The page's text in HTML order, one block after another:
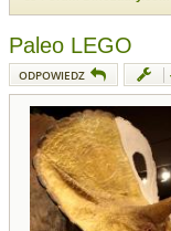
Paleo LEGO
ODPOWIEDZ